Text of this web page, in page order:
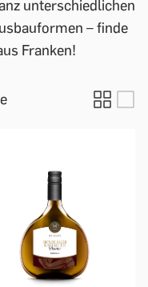
unterschiedlichen
– finde
Franken!